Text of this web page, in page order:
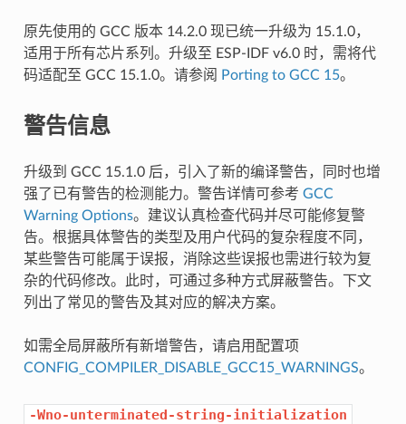
原先使用的 GCC 版本 14.2.0 现已统一升级为 15.1.0，
适用于所有芯片系列。升级至 ESP-IDF v6.0 时，需将代
码适配至 GCC 15.1.0。请参阅
Porting to GCC 15。
警告信息
升级到 GCC 15.1.0 后，引入了新的编译警告，同时也增
强了已有警告的检测能力。警告详情可参考 GCC
Warning Options。建议认真检查代码并尽可能修复警
告。根据具体警告的类型及用户代码的复杂程度不同，
某些警告可能属于误报，消除这些误报也需进行较为复
杂的代码修改。此时，可通过多种方式屏蔽警告。下文
列出了常见的警告及其对应的解决方案。
如需全局屏蔽所有新增警告，请启用配置项
CONFIG_COMPILER_DISABLE_GCC15_WARNINGS。
-Wno-unterminated-string-initialization